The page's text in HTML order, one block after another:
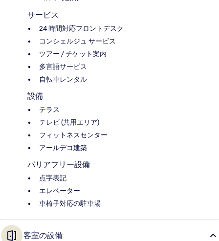
サービス
24 時間対応フロントデスク
コンシェルジュ サービス
ツアー / チケット案内
多言語サービス
自転車レンタル
設備
テラス
テレビ (共用エリア)
フィットネスセンター
アールデコ建築
バリアフリー設備
点字表記
エレベーター
車椅子対応の駐車場
客室の設備